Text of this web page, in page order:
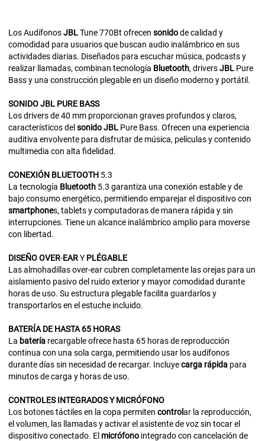
Los AudífonosJBLTune 770Bt ofrecen sonidode calidad y
comodidad para usuarios que buscan audio inalámbrico en sus
actividades diarias. Diseñados para escuchar música, podcasts y
realizar llamadas, combinan tecnología Bluetooth, driversJBL Pure
Bass y una construcción plegable en un diseño moderno y portátil.
SONIDOJBL PURE BASS
Los drivers de 40 mm proporcionan graves profundos y claros,
característicos del sonidoJBL Pure Bass. Ofrecen una experiencia
auditiva envolvente para disfrutar de música, películas y contenido
multimedia con alta fidelidad.
CONEXIÓN BLUETOOTH 5.3
La tecnología Bluetooth 5.3 garantiza una conexión estable y de
bajo consumo energético, permitiendo emparejar el dispositivo con
smartphones, tablets y computadoras de manera rápida y sin
interrupciones. Tiene un alcance inalámbrico amplio para moverse
con libertad.
DISEÑOOVER-EARY PLÉGABLE
Las almohadillas over-ear cubren completamente las orejas para un
aislamiento pasivo del ruido exterior y mayor comodidad durante
horas de uso. Su estructura plegable facilita guardarlos y
transportarlos en el estuche incluido.
BATERÍA DE HASTA 65 HORAS
La batería recargable ofrece hasta 65 horas de reproducción
continua con una sola carga, permitiendo usar los audífonos
durante días sin necesidad de recargar. Incluyecarga rápida para
minutos de carga y horas de uso.
CONTROLES INTEGRADOS Y MICRÓFONO
Los botones táctiles en la copa permiten controlar la reproducción,
el volumen, las llamadas y activar el asistente de voz sin tocar el
dispositivo conectado. El micrófono integrado con cancelación de